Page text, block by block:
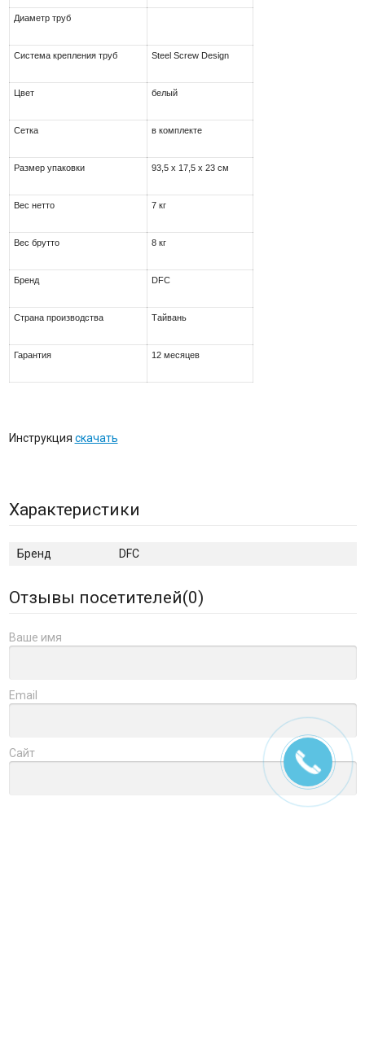
Диаметр труб
Система крепления труб Steel Screw Design
Цвет белый
Сетка в комплекте
Размер упаковки 93,5 х 17,5 х 23 см
Вес нетто 7 кг
Вес брутто 8 кг
Бренд DFC
Страна производства Тайвань
Гарантия 12 месяцев
Инструкция скачать
Характеристики
Бренд DFC
Отзывы посетителей(0)
Ваше имя
Email
Сайт